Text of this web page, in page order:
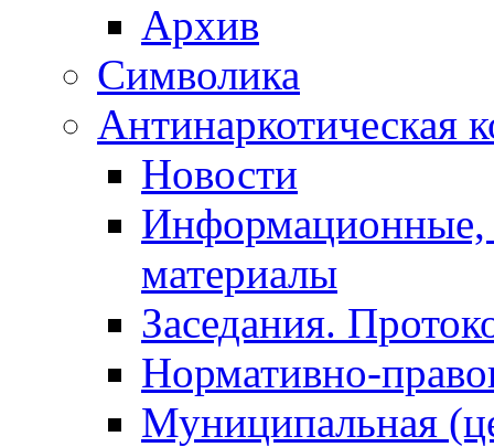
Архив
Символика
Антинаркотическая
Новости
Информационные,
материалы
Заседания.
Нормативно-
Муниципальная